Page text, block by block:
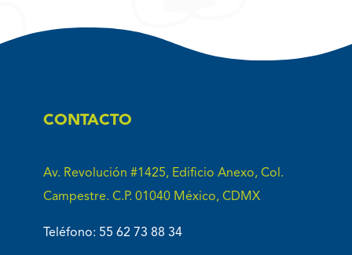
CONTACTO
Av. Revolución #1425, Edificio Anexo, Col.
Campestre. C.P. 01040 México, CDMX
Teléfono: 55 62 73 88 34